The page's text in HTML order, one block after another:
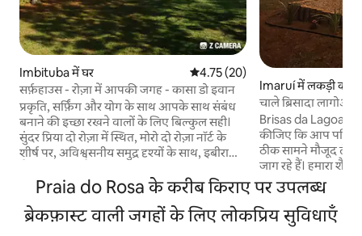
Imbituba में घर औसत रेटिंग 5 में से 4.75, 20 समीक्षाएँ
4.75 (20)
सर्फ़हाउस - रोज़ा में आपकी जगह - कासा डो इवान
प्रकृति, सर्फ़िंग और योग के साथ आपके साथ संबंध
बनाने की इच्छा रखने वालों के लिए बिल्कुल सही।
सुंदर प्रिया दो रोज़ा में स्थित, मोरो दो रोज़ा नॉर्ट के
शीर्ष पर, अविश्वसनीय समुद्र दृश्यों के साथ, इबीराक्वेरा
बगल में, कार के उपयोग को छूट दी गई है। कोठी में
एस्ट्रल प्रियानो को पहाड़ की सुकून के साथ मिलाया
गया है, जो एक आरामदायक और आरामदायक
Imaruí में लकड़ी का
चाले ब्रिसादा
Brisas da Lagoa Chalé
कीजिए कि आप
ठीक सामने मौजूद
जाग रहे हैं। हमारा शैले
किया गया था, जो
दो लोगों के लिए
आराम और सुकून यह
जिसमें प्राकृतिक
Praia do Rosa के करीब किराए पर उपलब्ध
ब्रेकफ़ास्ट वाली जगहों के लिए लोकप्रिय सुविधाएँ